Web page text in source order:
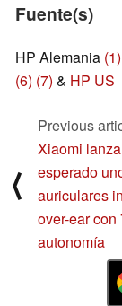
Fuente(s)
HP Alemania (1)
(6) (7) & HP US
⟨
Previous
Xiaomi
esperado
auriculares
over-ear
autonomía